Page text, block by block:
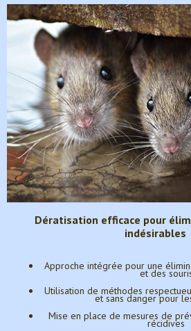
Dératisation efficace pour
indésirables
Approche intégrée pour une
et des
Utilisation de méthodes
et sans danger pour
Mise en place de mesures de
récidives